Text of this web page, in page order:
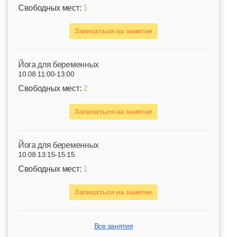
Свободных мест: 1
Записаться на занятие
Йога для беременных
10.08 11:00-13:00
Свободных мест: 2
Записаться на занятие
Йога для беременных
10.08 13:15-15:15
Свободных мест: 1
Записаться на занятие
Все занятия